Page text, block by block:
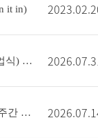
it in)
[졸업]2026학년도 후기 학위수여식(졸업식) 안내
[공지] 2026학년도 하계방학 집중휴무 주간 시행 안내문